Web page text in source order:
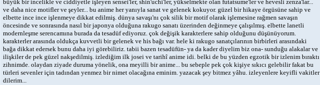
büyük bir incelikle ve ciddiyetle işleyen sensei'ler, shin'uchi'ler, yükselmekte olan futatsume'ler ve hevesli zenza'lar...
ve daha nice motifler ve şeyler... bu anime her yanıyla sanat ve gelenek kokuyor. güzel bir hikaye örgüsüne sahip ve
elbette ince ince işlenmeye dikkat edilmiş. dünya savaşı'nı çok silik bir motif olarak işlemesine rağmen savaşın
öncesinde ve sonrasında nasıl bir japonya olduğuna rakugo sanatı üzerinden değinmeye çalışılmış. elbette lanetli
modernleşme serencamına burada da tesadüf ediyoruz. çok değişik karakterlere sahip olduğunu düşünüyorum.
karakterler arasında oldukça kuvvetli bir gelenek ve his bağı var. hele ki rakugo sanatçılarının birbirleri arasındaki
bağa dikkat edersek bunu daha iyi görebiliriz. tabii bazen tesadüfün- ya da kader diyelim biz ona- sunduğu alakalar ve
ilişkiler de pek güzel nakşedilmiş. izlediğim ilk josei ve tarihî anime idi. belki de bu yüzden egzotik bir izlenim bıraktı
zihnimde. olaydan ziyade duruma yönelik, ona meyilli bir anime... bu sebeple pek çok kişiye sıkıcı gelebilir fakat bu
türleri sevenler için tadından yenmez bir nimet olacağına eminim. yazacak şey bitmez yâhu. izleyenlere keyifli vakitler
dilerim...